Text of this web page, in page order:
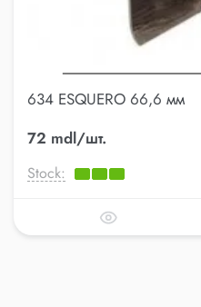
634 ESQUERO 66,6 мм
72 mdl/шт.
Stock: